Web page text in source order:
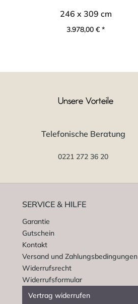
246 x 309 cm
3.978,00 € *
Unsere Vorteile
Telefonische Beratung
0221 272 36 20
SERVICE & HILFE
Garantie
Gutschein
Kontakt
Versand und Zahlungsbedingungen
Widerrufsrecht
Widerrufsformular
Vertrag widerrufen